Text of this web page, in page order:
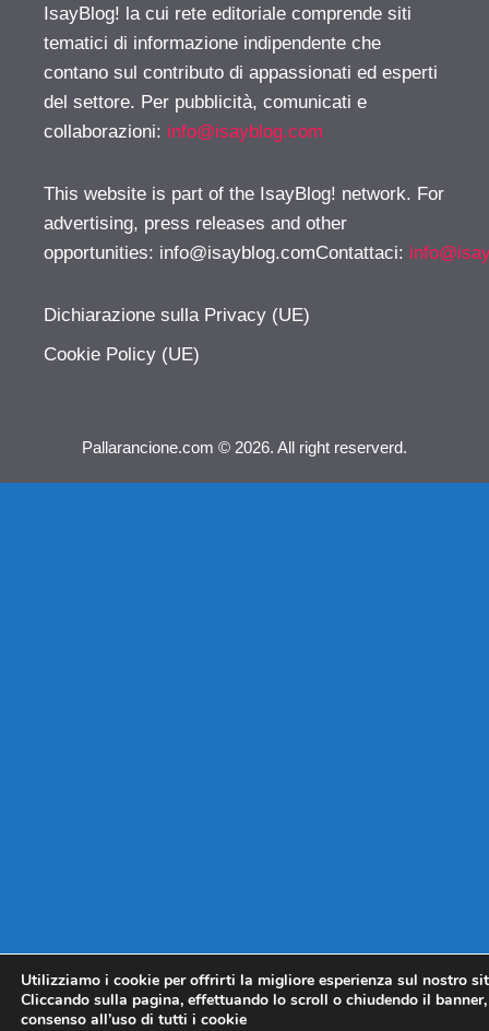
IsayBlog! la cui rete editoriale comprende siti
tematici di informazione indipendente che
contano sul contributo di appassionati ed esperti
del settore. Per pubblicità, comunicati e
collaborazioni: info@isayblog.com
This website is part of the IsayBlog! network. For
advertising, press releases and other
opportunities: info@isayblog.comContattaci:
Dichiarazione sulla Privacy (UE)
Cookie Policy (UE)
Pallarancione.com © 2026. All right reserverd.
Utilizziamo i cookie per offrirti la migliore esperienza sul nostro
Cliccando sulla pagina, effettuando lo scroll o chiudendo il
consenso all’uso di tutti i cookie